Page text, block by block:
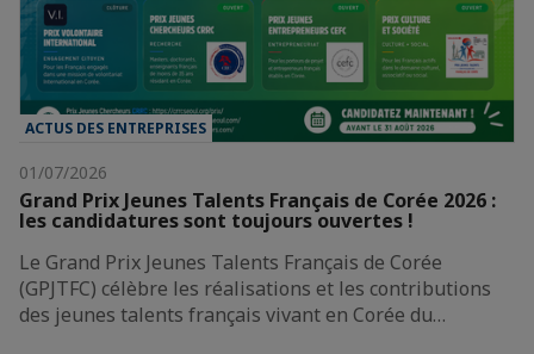
ACTUS DES ENTREPRISES
01/07/2026
Grand Prix Jeunes Talents Français de Corée 2026 :
les candidatures sont toujours ouvertes !
Le Grand Prix Jeunes Talents Français de Corée
(GPJTFC) célèbre les réalisations et les contributions
des jeunes talents français vivant en Corée du…